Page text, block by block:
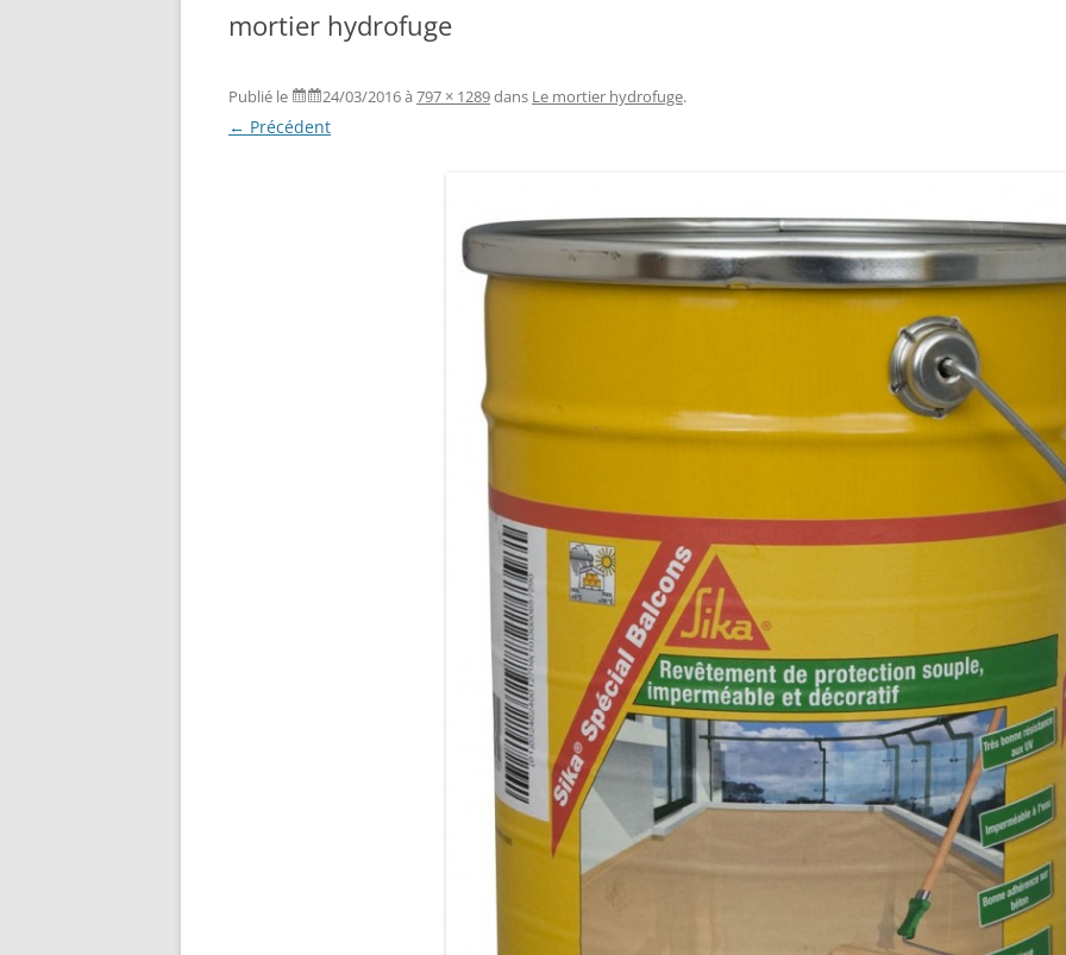
mortier hydrofuge
Publié le 24/03/2016à 797 × 1289dans Le mortier hydrofuge.
← Précédent